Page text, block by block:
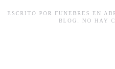
ESCRITO POR FUNEBRES EN
BLOG
NO HAY